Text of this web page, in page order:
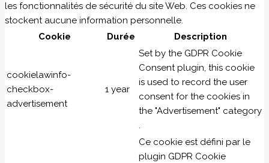
les fonctionnalités de sécurité du site Web. Ces cookies ne
stockent aucune information personnelle.
Cookie
Durée Description
cookielawinfo-
checkbox-
advertisement
1 year
Set by the GDPR Cookie
Consent plugin, this cookie
is used to record the user
consent for the cookies in
the "Advertisement" category
.
Ce cookie est défini par le
plugin GDPR Cookie